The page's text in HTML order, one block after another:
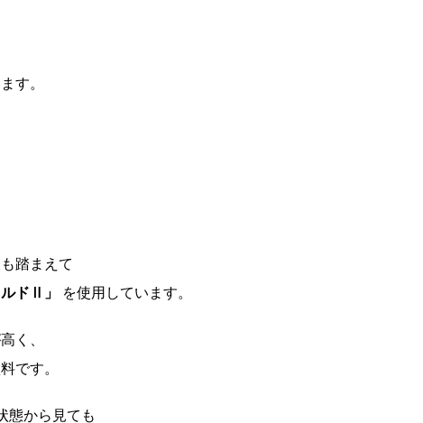
す。
踏まえて
ドⅡ」
を使用しています。
く、
です。
態から見ても